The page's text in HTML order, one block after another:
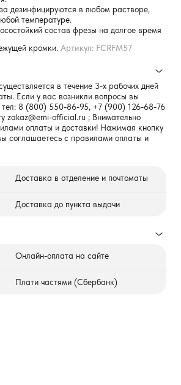
дезинфицируются в любом растворе,
температуре.
состав фрезы на долгое время
кромки. Артикул: FCRFM57
в течение 3-х рабочих дней
Если у вас возникли вопросы вы
8 (800) 550-86-95, +7 (900) 126-68-76
zakaz@emi-official.ru ; Внимательно
оплаты и доставки! Нажимая кнопку
соглашаетесь с правилами оплаты и
Доставка в отделение и почтоматы
Доставка до пункта выдачи
Онлайн-оплата на сайте
Плати частями (Сбербанк)